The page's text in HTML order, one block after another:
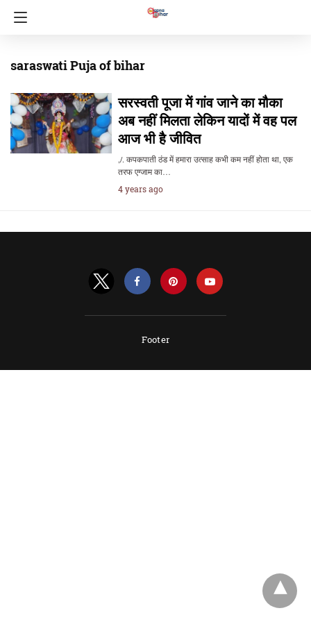
saraswati Puja of bihar
सरस्वती पूजा में गांव जाने का मौका
अब नहीं मिलता लेकिन यादों में वह पल
आज भी है जीवित
,/. कपकपाती ठंड में हमारा उत्साह कभी कम नहीं होता था, एक
तरफ एग्जाम का…
4 years ago
Footer